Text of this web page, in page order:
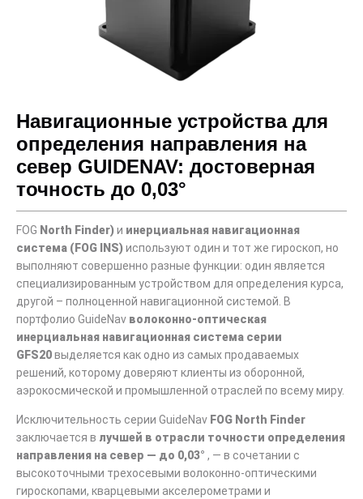
Навигационные устройства для
определения направления на
север GUIDENAV: достоверная
точность до 0,03°
FOG North Finder)и инерциальная навигационная
система (FOG INS)используют один и тот же гироскоп, но
выполняют совершенно разные функции: один является
специализированным устройством для определения курса,
другой – полноценной навигационной системой. В
портфолио GuideNav волоконно-оптическая
инерциальная навигационная система серии
GFS20выделяется как одно из самых продаваемых
решений, которому доверяют клиенты из оборонной,
аэрокосмической и промышленной отраслей по всему миру.
Исключительность серии GuideNav FOG North Finder
заключается в лучшей в отрасли точности определения
направления на север — до 0,03° , — в сочетании с
высокоточными трехосевыми волоконно-оптическими
гироскопами, кварцевыми акселерометрами и